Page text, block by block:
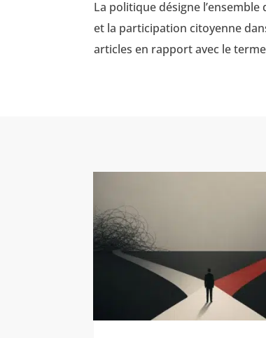
La politique désigne
et la participation citoyenne
articles en rapport avec le